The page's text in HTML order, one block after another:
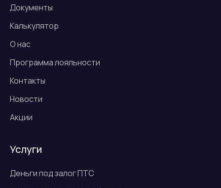
Документы
Калькулятор
О нас
Программа лояльности
Контакты
Новости
Акции
Услуги
Деньги под залог ПТС